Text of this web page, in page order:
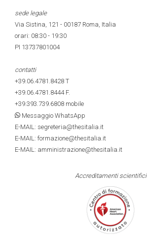
sede legale
Via Sistina, 121 - 00187 Roma, Italia
orari: 08:30 - 19:30
PI 13737801004
contatti
+39.06.4781.8428 T
+39.06.4781.8444F.
+39.393.739.6808 mobile
Messaggio WhatsApp
E-MAIL: segreteria@thesitalia.it
E-MAIL: formazione@thesitalia.it
E-MAIL: amministrazione@thesitalia.it
Accreditamenti scientifici